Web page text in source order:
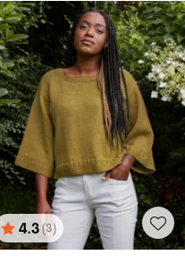
Karakter:
4.3(3)
av 5 mulige